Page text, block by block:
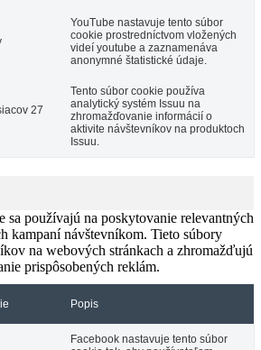
YouTube nastavuje tento súbor
cookie prostredníctvom vložených
videí youtube a zaznamenáva
anonymné štatistické údaje.
27
Tento súbor cookie používa
analytický systém Issuu na
zhromažďovanie informácií o
aktivite návštevníkov na produktoch
Issuu.
sa používajú na poskytovanie relevantných
kampaní návštevníkom. Tieto súbory
na webových stránkach a zhromažďujú
prispôsobených reklám.
Popis
Facebook nastavuje tento súbor